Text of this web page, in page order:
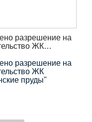
разрешение на
ЖК
разрешение на
ЖК
пруды"